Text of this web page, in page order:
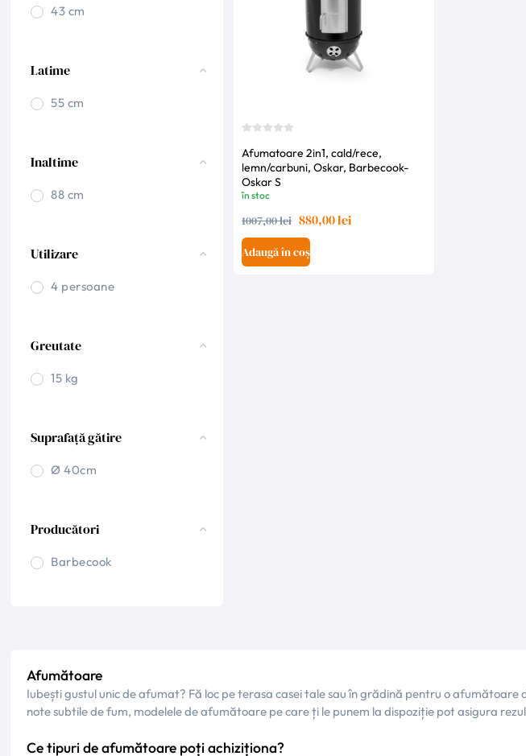
43 cm
Latime
55 cm
Inaltime
88 cm
Utilizare
4 persoane
Greutate
15 kg
Suprafață gătire
Ø 40cm
Producători
Barbecook
Afumatoare 2in1, cald/rece,
lemn/carbuni, Oskar, Barbecook-
Oskar S
în stoc
1007,00 lei 880,00 lei
Adaugă în coș
Afumătoare
Iubești gustul unic de afumat? Fă loc pe terasa casei tale sau în grădină pentru o
note subtile de fum, modelele de afumătoare pe care ți le punem la dispoziție pot asigura
Ce tipuri de afumătoare poți achiziționa?